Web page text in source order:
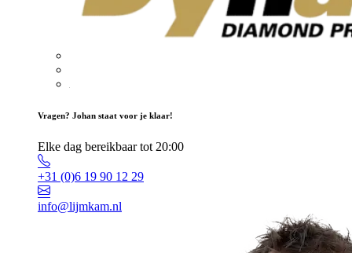
Vragen? Johan staat voor je klaar!
Elke dag bereikbaar tot 20:00
+31 (0)6 19 90 12 29
info@lijmkam.nl